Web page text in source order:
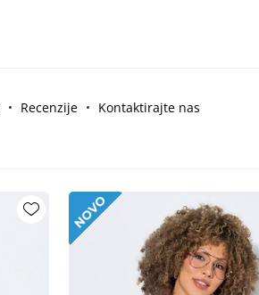
Recenzije Kontaktirajte nas